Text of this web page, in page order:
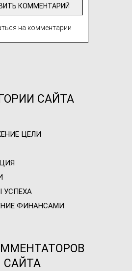
на комментарии
САЙТА
ЦЕЛИ
УСПЕХА
ФИНАНСАМИ
САЙТА